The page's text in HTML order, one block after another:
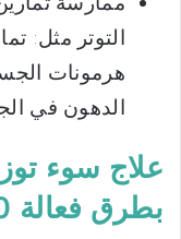
التوتر مثل:
هرمونات
الدهون في
علاج سوء
بطرق فعالة 100%